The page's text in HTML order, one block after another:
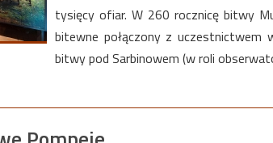
tysięcy ofiar. W 260 rocznicę bitwy
bitewne połączony z uczestnictwem
bitwy pod Sarbinowem (w roli